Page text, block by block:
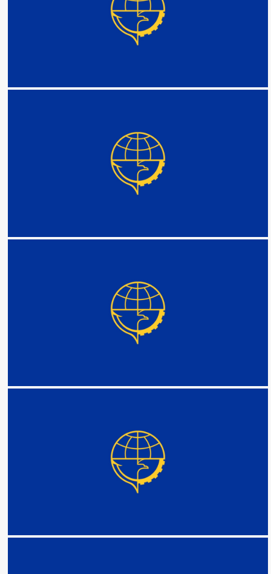
DETAIL
DETAIL
DETAIL
DETAIL